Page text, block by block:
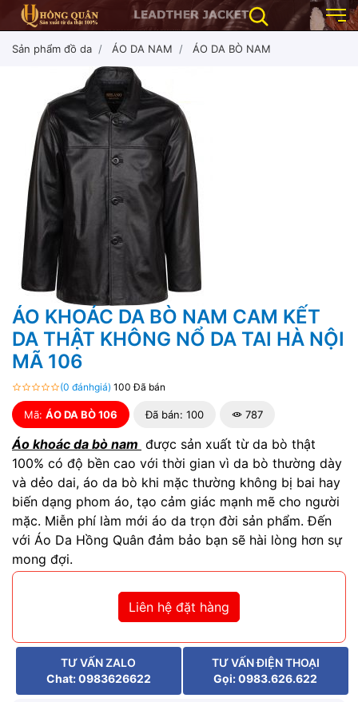
Sản phẩm đồ da ÁO DA NAM ÁO DA BÒ NAM
ÁO KHOÁC DA BÒ NAM CAM KẾT
DA THẬT KHÔNG NỔ DA TAI HÀ NỘI
MÃ 106
(0 đánhgiá) 100 Đã bán
Mã: ÁO DA BÒ 106 Đã bán: 100 787
Áo khoác da bò nam được sản xuất từ da bò thật
100% có độ bền cao với thời gian vì da bò thường dày
và dẻo dai, áo da bò khi mặc thường không bị bai hay
biến dạng phom áo, tạo cảm giác mạnh mẽ cho người
mặc. Miễn phí làm mới áo da trọn đời sản phẩm. Đến
với Áo Da Hồng Quân đảm bảo bạn sẽ hài lòng hơn sự
mong đợi.
Liên hệ đặt hàng
TƯ VẤN ZALO
Chat: 0983626622
TƯ VẤN ĐIỆN THOẠI
Gọi: 0983.626.622